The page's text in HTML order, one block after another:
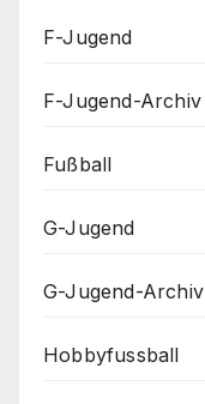
F-Jugend
F-Jugend-Archiv
Fußball
G-Jugend
G-Jugend-Archiv
Hobbyfussball